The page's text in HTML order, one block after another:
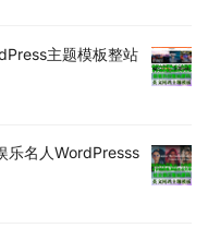
主题模板整站
乐名人WordPresss